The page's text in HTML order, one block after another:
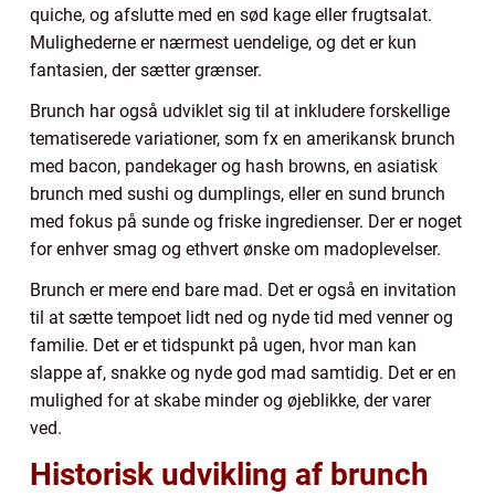
quiche, og afslutte med en sød kage eller frugtsalat.
Mulighederne er nærmest uendelige, og det er kun
fantasien, der sætter grænser.
Brunch har også udviklet sig til at inkludere forskellige
tematiserede variationer, som fx en amerikansk brunch
med bacon, pandekager og hash browns, en asiatisk
brunch med sushi og dumplings, eller en sund brunch
med fokus på sunde og friske ingredienser. Der er noget
for enhver smag og ethvert ønske om madoplevelser.
Brunch er mere end bare mad. Det er også en invitation
til at sætte tempoet lidt ned og nyde tid med venner og
familie. Det er et tidspunkt på ugen, hvor man kan
slappe af, snakke og nyde god mad samtidig. Det er en
mulighed for at skabe minder og øjeblikke, der varer
ved.
Historisk udvikling af brunch